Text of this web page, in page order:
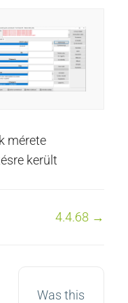
mérete
került
4.4.68 →
Was this